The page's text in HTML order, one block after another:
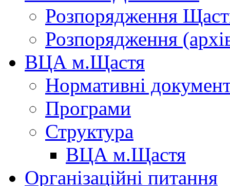
Розпорядження
Розпорядження
ВЦА м.Щастя
Нормативні
Програми
Структура
ВЦА м.Щастя
Організаційні питання